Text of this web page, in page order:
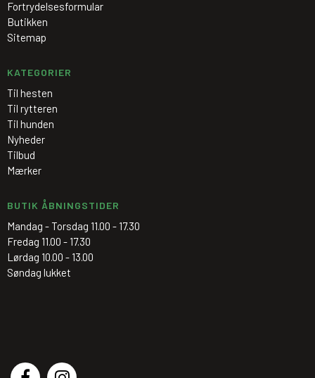
Fortrydelsesformular
Butikken
Sitemap
KATEGORIER
Til hesten
Til rytteren
Til hunden
Nyheder
Tilbud
Mærker
BUTIK ÅBNINGSTIDER
Mandag - Torsdag 11.00 - 17.30
Fredag 11.00 - 17.30
Lørdag 10.00 - 13.00
Søndag lukket